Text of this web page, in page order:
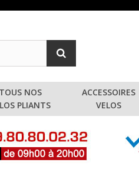
TOUS NOS
PLIANTS
ACCESSOIRES
VELOS